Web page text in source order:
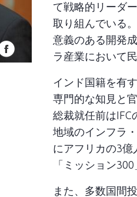
facebook
て戦略的リーダ
取り組んでいる
意義のある開発
ラ産業において
インド国籍を有
専門的な知見と
総裁就任前はIFC
地域のインフラ
にアフリカの3億
「ミッション
また、多数国間